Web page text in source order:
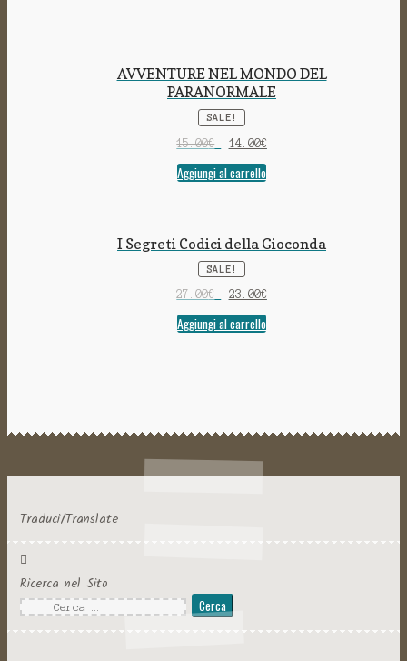
AVVENTURE NEL MONDO DEL
PARANORMALE
SALE!
15.00€ 14.00€
Aggiungi al carrello
I Segreti Codici della Gioconda
SALE!
27.00€ 23.00€
Aggiungi al carrello
Traduci/Translate
Ricerca nel Sito
Ricerca